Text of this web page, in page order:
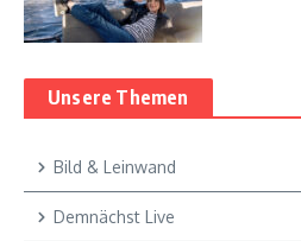
Unsere Themen
Bild & Leinwand
Demnächst Live